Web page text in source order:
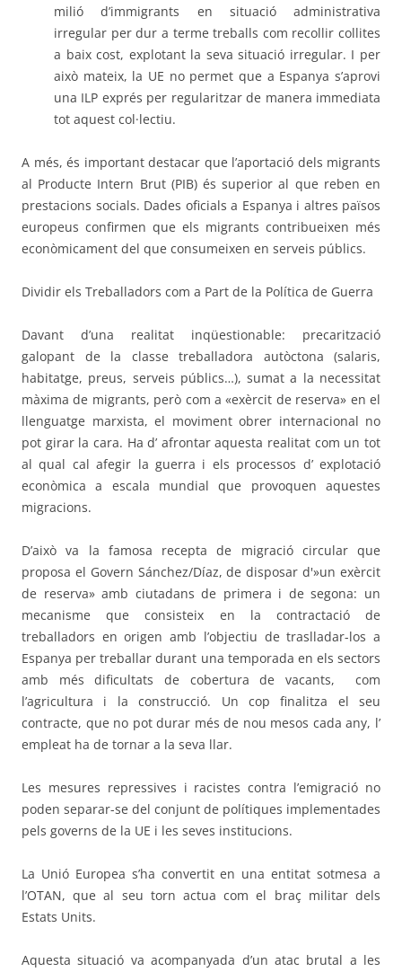
milió d’immigrants en situació administrativa
irregular per dur a terme treballs com recollir collites
a baix cost, explotant la seva situació irregular. I per
això mateix, la UE no permet que a Espanya s’aprovi
una ILP exprés per regularitzar de manera immediata
tot aquest col·lectiu.
A més, és important destacar que l’aportació dels migrants
al Producte Intern Brut (PIB) és superior al que reben en
prestacions socials. Dades oficials a Espanya i altres països
europeus confirmen que els migrants contribueixen més
econòmicament del que consumeixen en serveis públics.
Dividir els Treballadors com a Part de la Política de Guerra
Davant d’una realitat inqüestionable: precarització
galopant de la classe treballadora autòctona (salaris,
habitatge, preus, serveis públics…), sumat a la necessitat
màxima de migrants, però com a «exèrcit de reserva» en el
llenguatge marxista, el moviment obrer internacional no
pot girar la cara. Ha d’ afrontar aquesta realitat com un tot
al qual cal afegir la guerra i els processos d’ explotació
econòmica a escala mundial que provoquen aquestes
migracions.
D’això va la famosa recepta de migració circular que
proposa el Govern Sánchez/Díaz, de disposar d'»un exèrcit
de reserva» amb ciutadans de primera i de segona: un
mecanisme que consisteix en la contractació de
treballadors en origen amb l’objectiu de traslladar-los a
Espanya per treballar durant una temporada en els sectors
amb més dificultats de cobertura de vacants,
com
l’agricultura i la construcció. Un cop finalitza el seu
contracte, que no pot durar més de nou mesos cada any, l’
empleat ha de tornar a la seva llar.
Les mesures repressives i racistes contra l’emigració no
poden separar-se del conjunt de polítiques implementades
pels governs de la UE i les seves institucions.
La Unió Europea s’ha convertit en una entitat sotmesa a
l’OTAN, que al seu torn actua com el braç militar dels
Estats Units.
Aquesta situació va acompanyada d’un atac brutal a les